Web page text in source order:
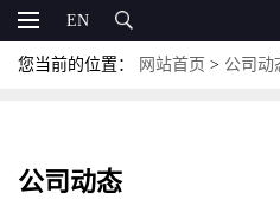
EN
您当前的位置： 网站首页 > 公司动
公司动态